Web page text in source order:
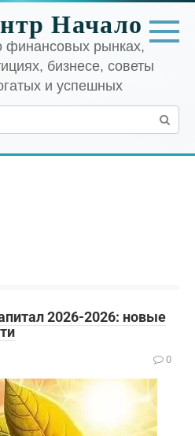
Начало
финансовых рынках,
бизнесе, советы
и успешных
2026-2026: новые
0